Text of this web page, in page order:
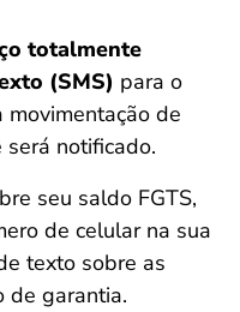
totalmente
(SMS) para o
de
notificado.
seu saldo FGTS,
de celular na sua
texto sobre as
de garantia.